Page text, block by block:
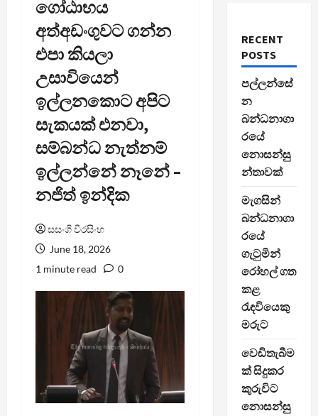
ගෝඨාභය
අත්අඩංගුවට ගන්න
එපා කියලා
උසාවියෙන්
ඉල්ලනකොට අපිට
සැකයක් එනවා,
සම්බන්ධ නැත්නම්
ඉල්ලන්නේ නෑනේ –
නජිත් ඉන්දික
සසංගි වීරසිංහ
June 18, 2026
1 minute read
0
RECENT
POSTS
පල්ලන්සේ
න
බන්ධනාගා
රයේ
නොසන්සු
න්තාවක්
මැගසින්
බන්ධනාගා
රයේ
ගැටුමින්
රෝහල් ගත
කළ
රැඳවියෙකු
මරුට
වෙඩිතැබීම
ක් සිදුකර
කුරුවිට
නොසන්සු